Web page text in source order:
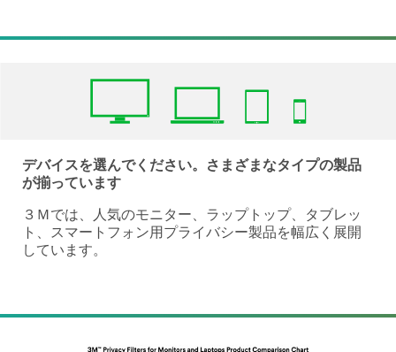
デバイスを選んでください。さまざまなタイプの製品
が揃っています
３Ｍでは、人気のモニター、ラップトップ、タブレッ
ト、スマートフォン用プライバシー製品を幅広く展開
しています。